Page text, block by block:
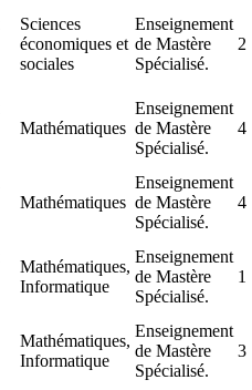
Sciences
économiques et
sociales
Enseignement
de Mastère
Spécialisé.
2
Mathématiques
Enseignement
de Mastère
Spécialisé.
4
Mathématiques
Enseignement
de Mastère
Spécialisé.
4
Mathématiques,
Informatique
Enseignement
de Mastère
Spécialisé.
1
Mathématiques,
Informatique
Enseignement
de Mastère
Spécialisé.
3